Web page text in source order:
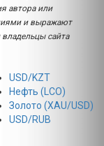
автора или
и выражают
сайта
USD/KZT
Нефть (LCO)
Золото (XAU/USD)
USD/RUB